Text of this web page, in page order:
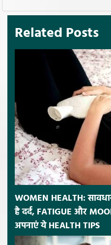
Related Posts
WOMEN HEALTH:
है दर्द, FATIGUE और
अपनाएं ये HEALTH TIPS